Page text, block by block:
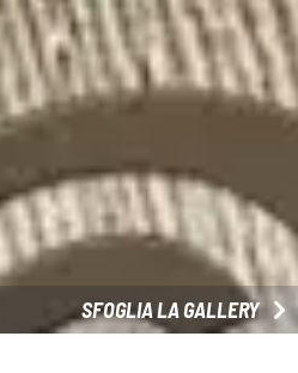
SFOGLIA LA GALLERY